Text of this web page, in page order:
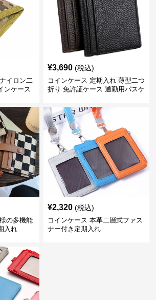
イロン二
ンケース
¥3,690 (税込)
コインケース 定期入れ 薄型二つ
折り 免許証ケース 通勤用パスケ
の多機能
入れ
¥2,320 (税込)
コインケース 本革二層式ファス
ナー付き定期入れ